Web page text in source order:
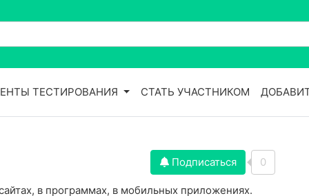
ТЕСТИРОВАНИЯ СТАТЬ УЧАСТНИКОМ
Подписаться 0
в программах, в мобильных приложениях.